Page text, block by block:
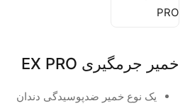
خمیر جرمگیری EX PRO
یک نوع خمیر ضدپوسیدگی دندان